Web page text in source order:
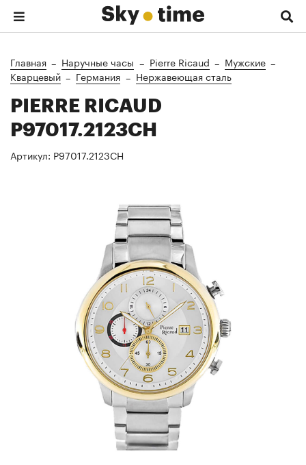
Главная Наручные часы Pierre Ricaud
Мужские
Кварцевый
Германия Нержавеющая сталь
PIERRE RICAUD
P97017.2123CH
Артикул: P97017.2123CH